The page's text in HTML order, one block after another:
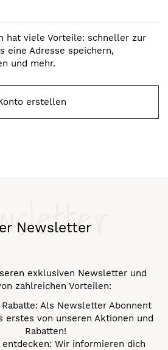
hat viele Vorteile: schneller zur
eine Adresse speichern,
und mehr.
erstellen
Newsletter
exklusiven Newsletter und
zahlreichen Vorteilen:
Als Newsletter Abonnent
erstes von unseren Aktionen und
Rabatten!
Wir informieren dich